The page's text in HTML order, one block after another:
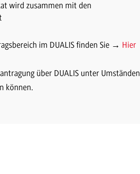
wird zusammen mit den
im DUALIS finden Sie → Hier
über DUALIS unter Umständen
können.